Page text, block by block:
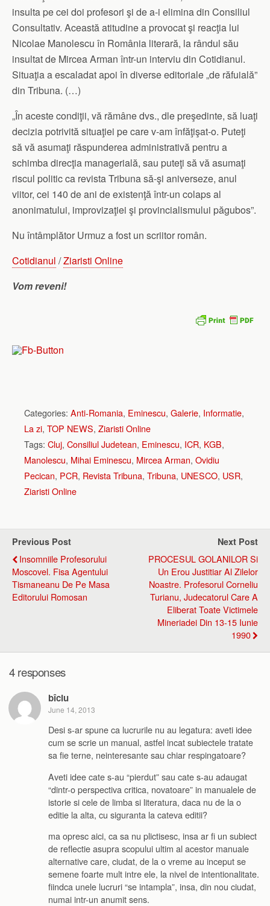
insulta pe cei doi profesori şi de a-i elimina din Consiliul
Consultativ. Această atitudine a provocat şi reacţia lui
Nicolae Manolescu în România literară, la rândul său
insultat de Mircea Arman într-un interviu din Cotidianul.
Situaţia a escaladat apoi în diverse editoriale „de răfuială”
din Tribuna. (…)
„În aceste condiţii, vă rămâne dvs., dle preşedinte, să luaţi
decizia potrivită situaţiei pe care v-am înfăţişat-o. Puteţi
să vă asumaţi răspunderea administrativă pentru a
schimba direcţia managerială, sau puteţi să vă asumaţi
riscul politic ca revista Tribuna să-şi aniverseze, anul
viitor, cei 140 de ani de existenţă într-un colaps al
anonimatului, improvizaţiei şi provincialismului păgubos”.
Nu întâmplător Urmuz a fost un scriitor român.
Cotidianul /Ziaristi Online
Vom reveni!
Categories: Anti-Romania, Eminescu, Galerie, Informatie,
La zi, TOP NEWS, Ziaristi Online
Tags: Cluj, Consiliul Judetean, Eminescu, ICR, KGB,
Manolescu, Mihai Eminescu, Mircea Arman, Ovidiu
Pecican, PCR, Revista Tribuna, Tribuna, UNESCO, USR,
Ziaristi Online
Previous Post
Insomniile Profesorului
Moscovel. Fisa Agentului
Tismaneanu De Pe Masa
Editorului Romosan
Next Post
PROCESUL GOLANILOR Si
Un Erou Justitiar Al Zilelor
Noastre. Profesorul Corneliu
Turianu, Judecatorul Care A
Eliberat Toate Victimele
Mineriadei Din 13-15 Iunie
1990
4 responses
bîciu
June 14, 2013
Desi s-ar spune ca lucrurile nu au legatura: aveti idee
cum se scrie un manual, astfel incat subiectele tratate
sa fie terne, neinteresante sau chiar respingatoare?
Aveti idee cate s-au “pierdut” sau cate s-au adaugat
“dintr-o perspectiva critica, novatoare” in manualele de
istorie si cele de limba si literatura, daca nu de la o
editie la alta, cu siguranta la cateva editii?
ma opresc aici, ca sa nu plictisesc, insa ar fi un subiect
de reflectie asupra scopului ultim al acestor manuale
alternative care, ciudat, de la o vreme au inceput se
semene foarte mult intre ele, la nivel de intentionalitate.
fiindca unele lucruri “se intampla”, insa, din nou ciudat,
numai intr-un anumit sens.